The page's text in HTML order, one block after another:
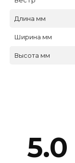
Длина мм
Ширина мм
Высота мм
5.0